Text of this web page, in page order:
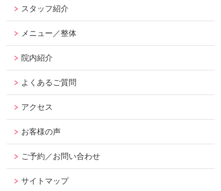
スタッフ紹介
メニュー／整体
院内紹介
よくあるご質問
アクセス
お客様の声
ご予約／お問い合わせ
サイトマップ